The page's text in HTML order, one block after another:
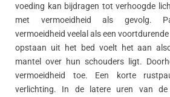
voeding kan bijdragen tot verhoogde
met vermoeidheid als gevolg.
vermoeidheid veelal als een
opstaan uit het bed voelt het aan
mantel over hun schouders ligt.
vermoeidheid toe. Een korte
verlichting. In de latere uren van